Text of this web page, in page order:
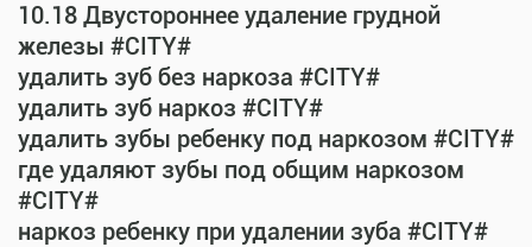
10.18 Двустороннее удаление грудной
железы #CITY#
удалить зуб без наркоза #CITY#
удалить зуб наркоз #CITY#
удалить зубы ребенку под наркозом #CITY#
где удаляют зубы под общим наркозом
#CITY#
наркоз ребенку при удалении зуба #CITY#